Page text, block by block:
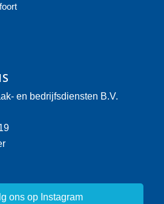
en bedrijfsdiensten B.V.
ons op Instagram